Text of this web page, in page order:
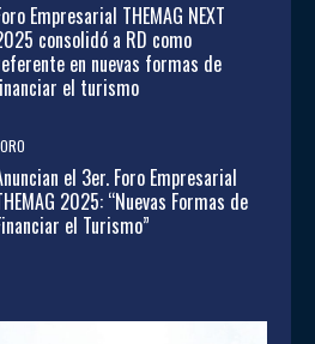
Empresarial THEMAG NEXT
consolidó a RD como
en nuevas formas de
el turismo
el 3er. Foro Empresarial
2025: “Nuevas Formas de
el Turismo”